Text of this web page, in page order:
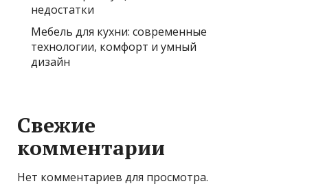
недостатки
Мебель для кухни: современные
технологии, комфорт и умный
дизайн
Свежие
комментарии
Нет комментариев для просмотра.